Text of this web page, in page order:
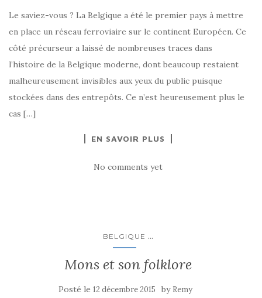
Le saviez-vous ? La Belgique a été le premier pays à mettre
en place un réseau ferroviaire sur le continent Européen. Ce
côté précurseur a laissé de nombreuses traces dans
l’histoire de la Belgique moderne, dont beaucoup restaient
malheureusement invisibles aux yeux du public puisque
stockées dans des entrepôts. Ce n’est heureusement plus le
cas […]
EN SAVOIR PLUS
No comments yet
BELGIQUE ...
Mons et son folklore
Posté le 12 décembre 2015 by Remy